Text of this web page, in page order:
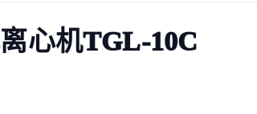
心机TGL-10C